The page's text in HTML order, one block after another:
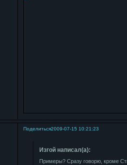
Поделиться2009-07-15 10:21:23
Изгой написал(а):
Примеры? Сразу говорю, кроме